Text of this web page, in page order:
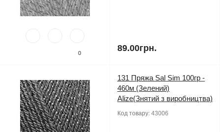
0 89.00грн.
131 Пряжа Sal Sim 100гр -
460м (Зелений)
Alize(Знятий з виробництва)
Код товару: 43006